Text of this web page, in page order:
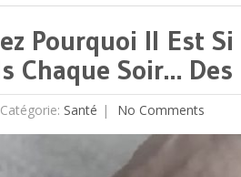
Pourquoi Il Est
Chaque Soir…
Catégorie: Santé No Comments